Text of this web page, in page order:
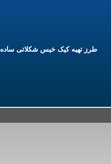
طرز تهیه کیک خیس شکلاتی ساده